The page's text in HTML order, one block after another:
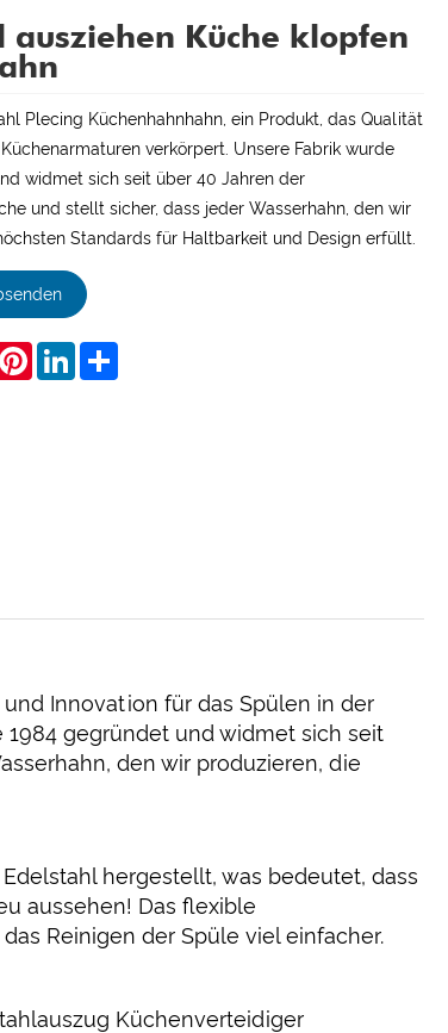
ausziehen Küche klopfen
Plecing Küchenhahnhahn, ein Produkt, das Qualität
verkörpert. Unsere Fabrik wurde
widmet sich seit über 40 Jahren der
und stellt sicher, dass jeder Wasserhahn, den wir
Standards für Haltbarkeit und Design erfüllt.
PinterestLinkedInShare
Innovation für das Spülen in der
1984 gegründet und widmet sich seit
den wir produzieren, die
hergestellt, was bedeutet, dass
aussehen! Das flexible
Reinigen der Spüle viel einfacher.
Küchenverteidiger